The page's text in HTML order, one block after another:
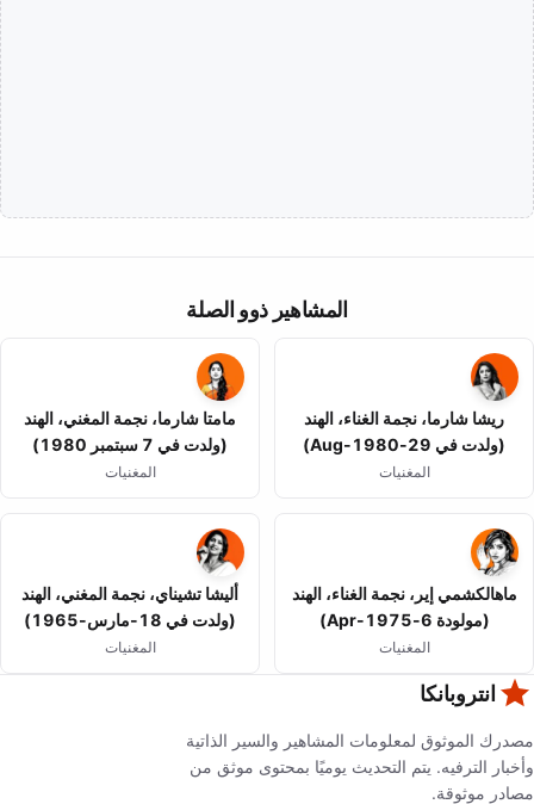
المشاهير ذوو الصلة
ريشا شارما، نجمة الغناء، الهند
(ولدت في 29-Aug-1980)
المغنيات
مامتا شارما، نجمة المغني، الهند
(ولدت في 7 سبتمبر 1980)
المغنيات
ماهالكشمي إير، نجمة الغناء، الهند
(مولودة 6-Apr-1975)
المغنيات
أليشا تشيناي، نجمة المغني، الهند
(ولدت في 18-مارس-1965)
المغنيات
انتروبانكا
مصدرك الموثوق لمعلومات المشاهير والسير الذاتية
وأخبار الترفيه. يتم التحديث يوميًا بمحتوى موثق من
مصادر موثوقة.